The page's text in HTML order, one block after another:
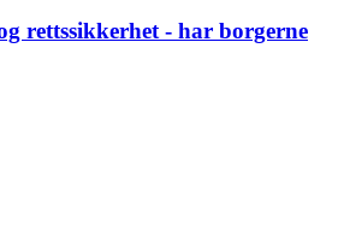
rettssikkerhet - har borgerne